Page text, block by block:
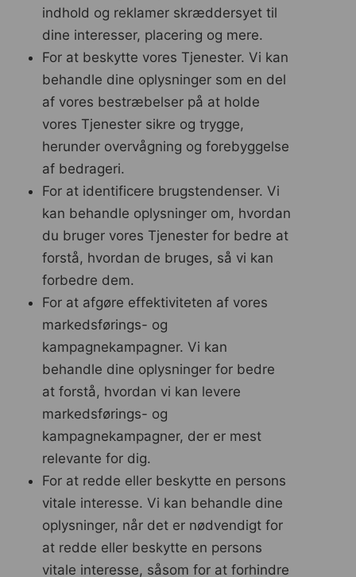
indhold og reklamer skræddersyet til
dine interesser, placering og mere.
For at beskytte vores Tjenester. Vi kan
behandle dine oplysninger som en del
af vores bestræbelser på at holde
vores Tjenester sikre og trygge,
herunder overvågning og forebyggelse
af bedrageri.
For at identificere brugstendenser. Vi
kan behandle oplysninger om, hvordan
du bruger vores Tjenester for bedre at
forstå, hvordan de bruges, så vi kan
forbedre dem.
For at afgøre effektiviteten af ​​vores
markedsførings- og
kampagnekampagner. Vi kan
behandle dine oplysninger for bedre
at forstå, hvordan vi kan levere
markedsførings- og
kampagnekampagner, der er mest
relevante for dig.
For at redde eller beskytte en persons
vitale interesse. Vi kan behandle dine
oplysninger, når det er nødvendigt for
at redde eller beskytte en persons
vitale interesse, såsom for at forhindre